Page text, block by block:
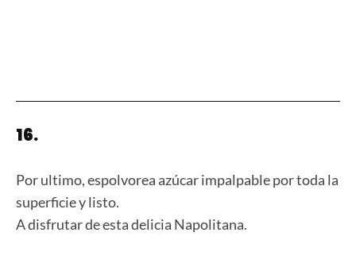
16.
Por ultimo, espolvorea azúcar impalpable por toda la
superficie y listo.
A disfrutar de esta delicia Napolitana.